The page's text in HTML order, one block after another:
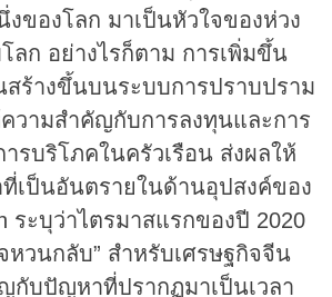
งของโลก มาเป็นหัวใจของห่วง
ลก อย่างไรก็ตาม การเพิ่มขึ้น
สร้างขึ้นบนระบบการปราบปราม
ความสำคัญกับการลงทุนและการ
รบริโภคในครัวเรือน ส่งผลให้
ที่เป็นอันตรายในด้านอุปสงค์ของ
ระบุว่าไตรมาสแรกของปี 2020
หวนกลับ” สำหรับเศรษฐกิจจีน
กับปัญหาที่ปรากฏมาเป็นเวลา